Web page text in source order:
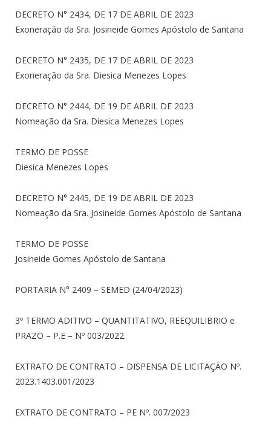
DECRETO N° 2434, DE 17 DE ABRIL DE 2023
Exoneração da Sra. Josineide Gomes Apóstolo de Santana
DECRETO N° 2435, DE 17 DE ABRIL DE 2023
Exoneração da Sra. Diesica Menezes Lopes
DECRETO N° 2444, DE 19 DE ABRIL DE 2023
Nomeação da Sra. Diesica Menezes Lopes
TERMO DE POSSE
Diesica Menezes Lopes
DECRETO N° 2445, DE 19 DE ABRIL DE 2023
Nomeação da Sra. Josineide Gomes Apóstolo de Santana
TERMO DE POSSE
Josineide Gomes Apóstolo de Santana
PORTARIA N° 2409 – SEMED (24/04/2023)
3º TERMO ADITIVO – QUANTITATIVO, REEQUILIBRIO e
PRAZO – P.E – Nº 003/2022.
EXTRATO DE CONTRATO – DISPENSA DE LICITAÇÃO Nº.
2023.1403.001/2023
EXTRATO DE CONTRATO – PE Nº. 007/2023